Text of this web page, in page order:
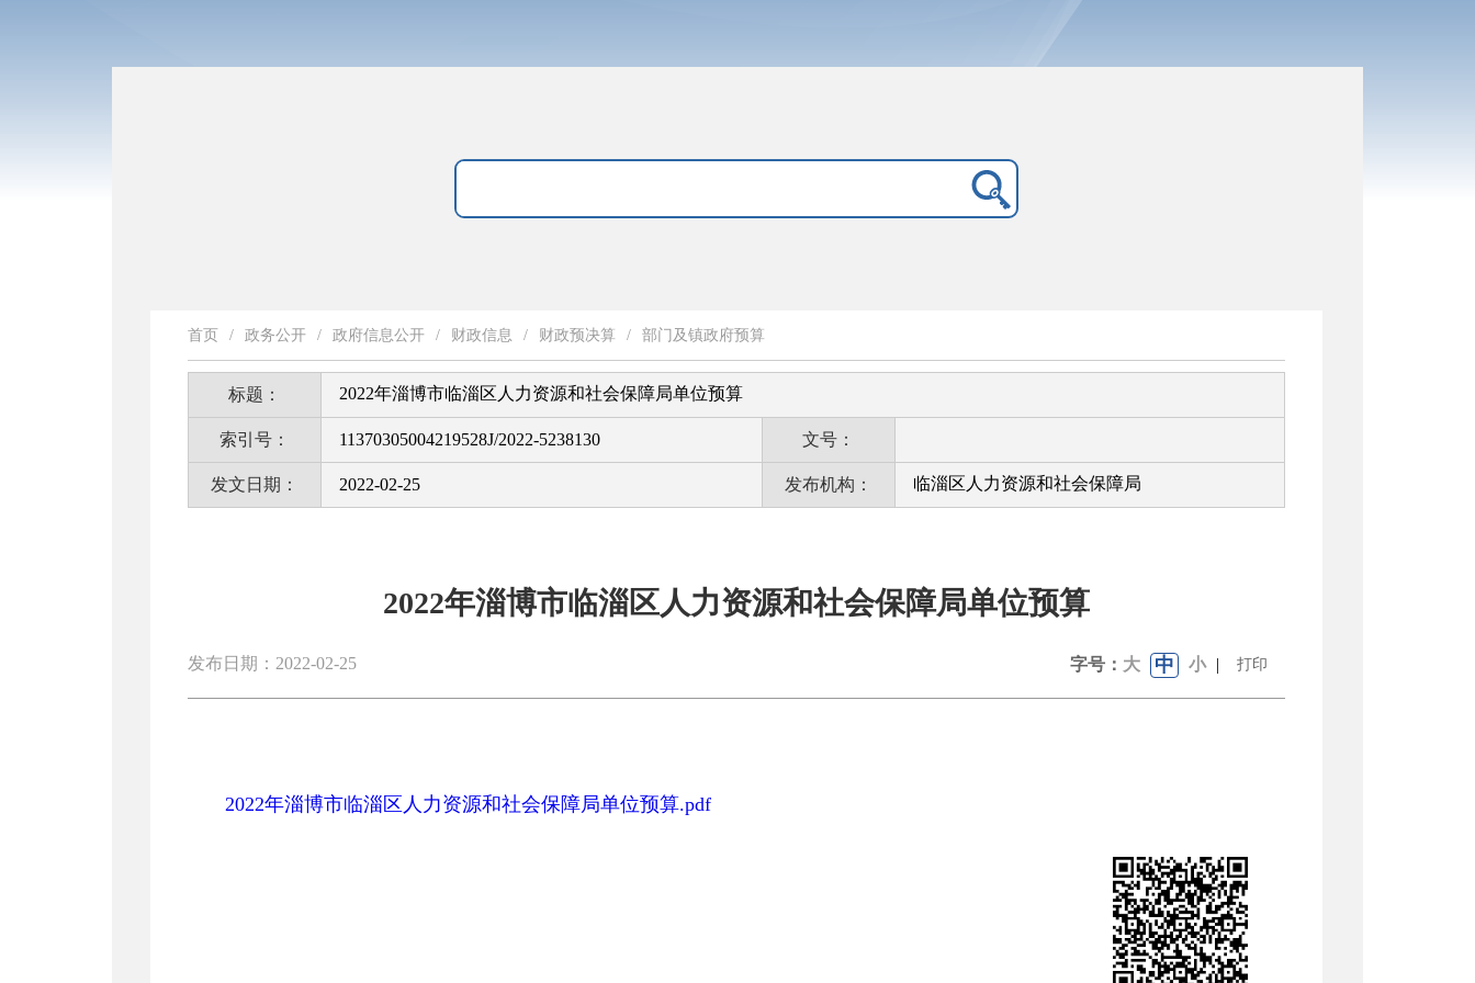
首页 / 政务公开 / 政府信息公开 / 财政信息 / 财政预决算 / 部门及镇政府预算
标题： 2022年淄博市临淄区人力资源和社会保障局单位预算
索引号： 11370305004219528J/2022-5238130 文号：
发文日期： 2022-02-25 发布机构： 临淄区人力资源和社会保障局
2022年淄博市临淄区人力资源和社会保障局单位预算
发布日期：2022-02-25 字号： 大 中 小 | 打印
2022年淄博市临淄区人力资源和社会保障局单位预算.pdf